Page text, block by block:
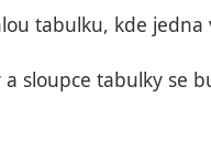
tabulku, kde
sloupce tabulky se